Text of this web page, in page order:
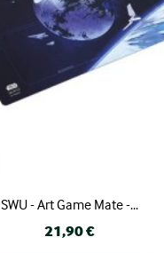
SWU - Art Game Mate -...
Prix
21,90 €